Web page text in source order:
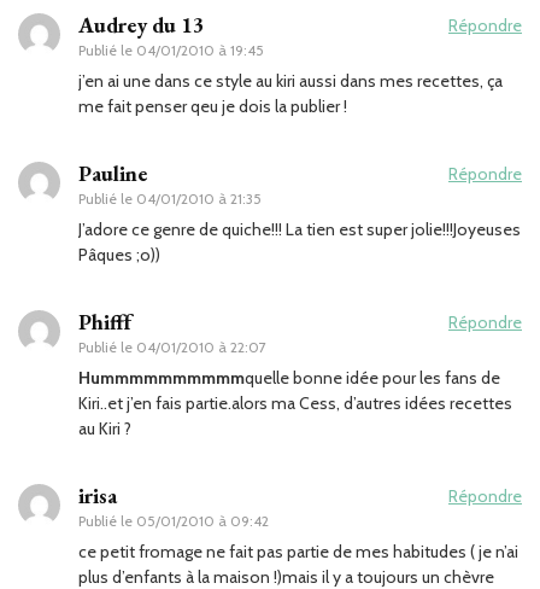
Audrey du 13
Publié le 04/01/2010 à 19:45
Répondre
j’en ai une dans ce style au kiri aussi dans mes recettes, ça
me fait penser qeu je dois la publier !
Pauline
Publié le 04/01/2010 à 21:35
Répondre
J’adore ce genre de quiche!!! La tien est super jolie!!!Joyeuses
Pâques ;o))
Phifff
Publié le 04/01/2010 à 22:07
Répondre
Hummmmmmmmmmquelle bonne idée pour les fans de
Kiri..et j’en fais partie.alors ma Cess, d’autres idées recettes
au Kiri ?
irisa
Publié le 05/01/2010 à 09:42
Répondre
ce petit fromage ne fait pas partie de mes habitudes ( je n’ai
plus d’enfants à la maison !)mais il y a toujours un chèvre